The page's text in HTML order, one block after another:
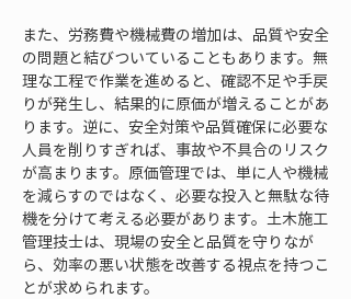
また、労務費や機械費の増加は、品質や安全
の問題と結びついていることもあります。無
理な工程で作業を進めると、確認不足や手戻
りが発生し、結果的に原価が増えることがあ
ります。逆に、安全対策や品質確保に必要な
人員を削りすぎれば、事故や不具合のリスク
が高まります。原価管理では、単に人や機械
を減らすのではなく、必要な投入と無駄な待
機を分けて考える必要があります。土木施工
管理技士は、現場の安全と品質を守りなが
ら、効率の悪い状態を改善する視点を持つこ
とが求められます。